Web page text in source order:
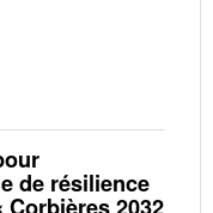
de résilience